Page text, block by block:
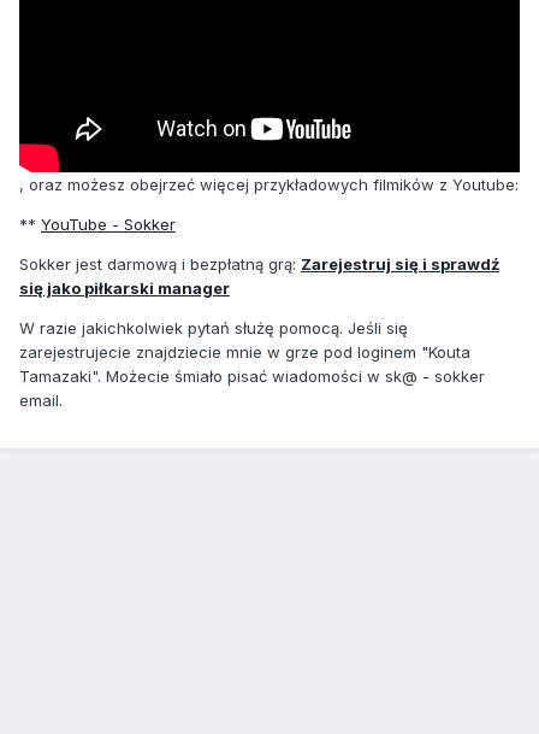
, oraz możesz obejrzeć więcej przykładowych filmików z Youtube:
** YouTube - Sokker
Sokker jest darmową i bezpłatną grą: Zarejestruj się i sprawdź
się jako piłkarski manager
W razie jakichkolwiek pytań służę pomocą. Jeśli się
zarejestrujecie znajdziecie mnie w grze pod loginem "Kouta
Tamazaki". Możecie śmiało pisać wiadomości w sk@ - sokker
email.